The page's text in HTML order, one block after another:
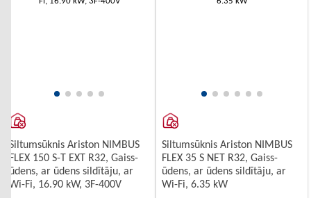
Siltumsūknis Ariston NIMBUS
FLEX 150 S-T EXT R32, Gaiss-
ūdens, ar ūdens sildītāju, ar
Wi-Fi, 16.90 kW, 3F-400V
Siltumsūknis Ariston NIMBUS
FLEX 35 S NET R32, Gaiss-
ūdens, ar ūdens sildītāju, ar
Wi-Fi, 6.35 kW